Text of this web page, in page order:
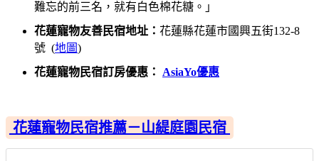
難忘的前三名，就有白色棉花糖。」
花蓮寵物友善民宿地址： 花蓮縣花蓮市國興五街132-8
號 (地圖)
花蓮寵物民宿訂房優惠：
AsiaYo優惠
花蓮寵物民宿推薦－山緹庭園民宿